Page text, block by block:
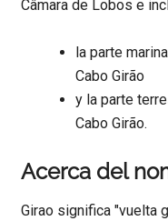
Câmara de Lobos e
la parte
Cabo Girão
y la parte
Cabo Girão.
Acerca del
Girao significa "vuelta